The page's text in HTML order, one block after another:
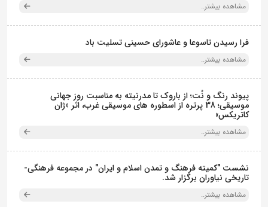
مشاهده بیشتر..
فرا رسیدن تاسوعا و عاشورای حسینی تسلیت باد
مشاهده بیشتر..
پیوند رنگ و نُت؛ از باروک تا مدرنیته به مناسبت روز جهانی
موسیقی؛ 38 پرتره از اسطوره های موسیقی غرب، اثر «ژان
کاتریکس»
مشاهده بیشتر..
نشست "کمیته فرهنگ و تمدن اسلام و ایران" در مجموعه فرهنگی‌-
تاریخی نیاوران برگزار شد.
مشاهده بیشتر..